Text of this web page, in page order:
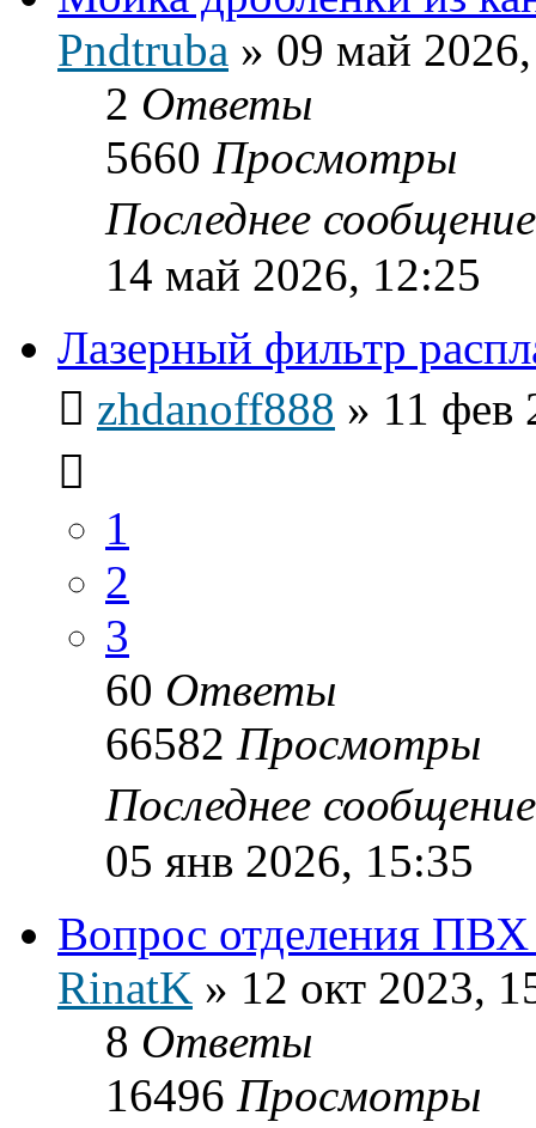
Pndtruba » 09 май
2 Ответы
5660 Просмотры
Последнее
14 май 2026, 12:25
Лазерный фильтр
zhdanoff888 » 11 фев
1
2
3
60 Ответы
66582 Просмотры
Последнее
05 янв 2026, 15:35
Вопрос отделения
RinatK » 12 окт 2023,
8 Ответы
16496 Просмотры